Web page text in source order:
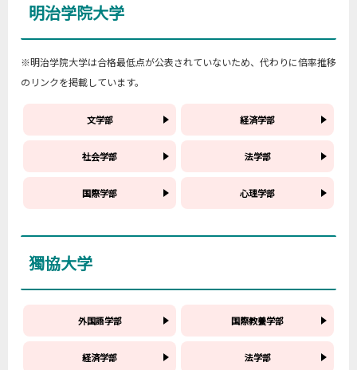
明治学院大学
※明治学院大学は合格最低点が公表されていないため、代わりに倍率推移
のリンクを掲載しています。
文学部 経済学部
社会学部 法学部
国際学部 心理学部
獨協大学
外国語学部 国際教養学部
経済学部 法学部